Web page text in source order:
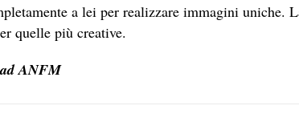
a lei per realizzare immagini uniche.
quelle più creative.
ANFM